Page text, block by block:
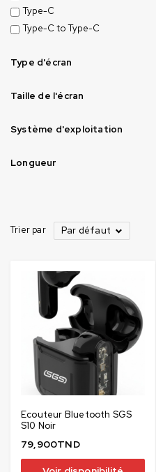
Type-C
Type-C to Type-C
Type d'écran
Taille de l'écran
Système d'exploitation
Longueur
Trier par Par défaut
Ecouteur Bluetooth SGS
S10 Noir
79,900TND